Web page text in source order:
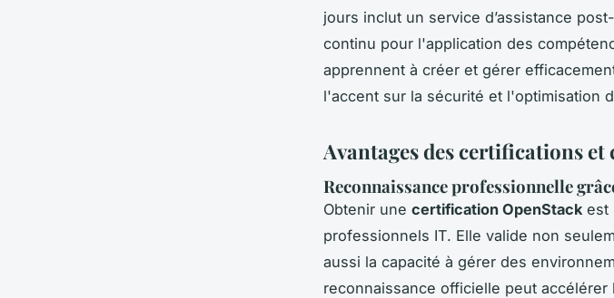
jours inclut un service d’assistance
continu pour l'application des
apprennent à créer et gérer
l'accent sur la sécurité et l'optimisation
Avantages des certifications et
Reconnaissance professionnelle
Obtenir une certification OpenStack est
professionnels IT. Elle valide non
aussi la capacité à gérer des
reconnaissance officielle peut